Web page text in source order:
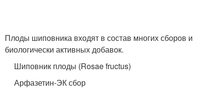
Плоды шиповника входят в состав многих сборов и
биологически активных добавок.
Шиповник плоды (Rosae fructus)
Арфазетин-ЭК сбор